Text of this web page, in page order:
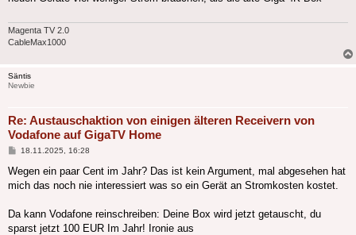
Magenta TV 2.0
CableMax1000
Säntis
Newbie
Re: Austauschaktion von einigen älteren Receivern von
Vodafone auf GigaTV Home
Beitrag
18.11.2025, 16:28
Wegen ein paar Cent im Jahr? Das ist kein Argument, mal abgesehen hat
mich das noch nie interessiert was so ein Gerät an Stromkosten kostet.
Da kann Vodafone reinschreiben: Deine Box wird jetzt getauscht, du
sparst jetzt 100 EUR Im Jahr! Ironie aus